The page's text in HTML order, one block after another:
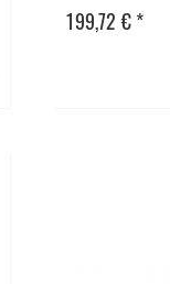
199,72 € *